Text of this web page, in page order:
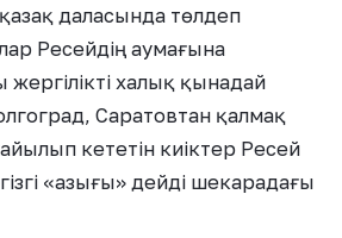
даласында төлдеп
Ресейдің аумағына
халық қынадай
Саратовтан қалмақ
кететін киіктер Ресей
«азығы» дейді шекарадағы